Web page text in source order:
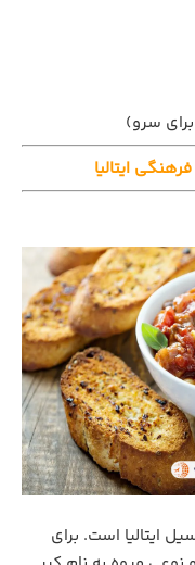
سرو)
ایتالیا
ایتالیا است. برای